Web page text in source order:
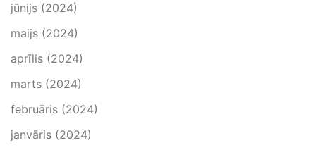
jūnijs (2024)
maijs (2024)
aprīlis (2024)
marts (2024)
februāris (2024)
janvāris (2024)